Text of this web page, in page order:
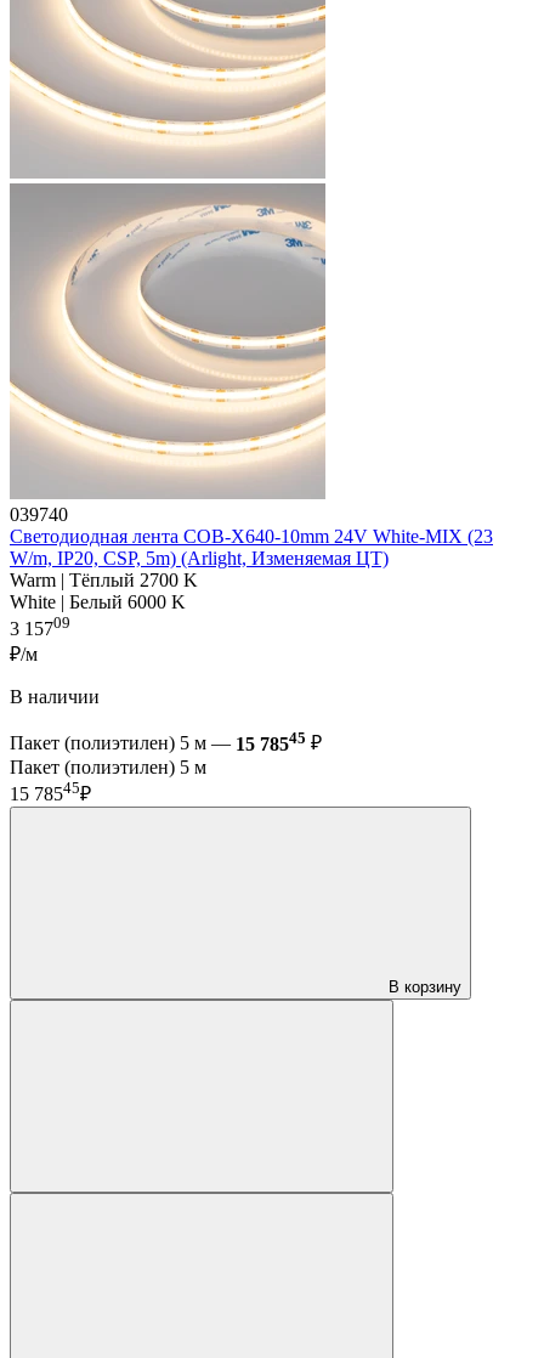
039740
Светодиодная лента COB-X640-10mm 24V White-MIX (23
W/m, IP20, CSP, 5m) (Arlight, Изменяемая ЦТ)
Warm | Тёплый 2700 K
White | Белый 6000 K
3 15709
₽/м
В наличии
Пакет (полиэтилен) 5 м — 15 78545 ₽
Пакет (полиэтилен) 5 м
15 78545₽
В корзину